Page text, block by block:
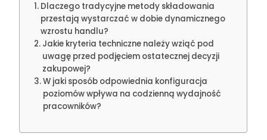
Dlaczego tradycyjne metody składowania
przestają wystarczać w dobie dynamicznego
wzrostu handlu?
Jakie kryteria techniczne należy wziąć pod
uwagę przed podjęciem ostatecznej decyzji
zakupowej?
W jaki sposób odpowiednia konfiguracja
poziomów wpływa na codzienną wydajność
pracowników?